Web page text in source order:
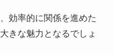
効率的に関係を進めた
きな魅力となるでしょ